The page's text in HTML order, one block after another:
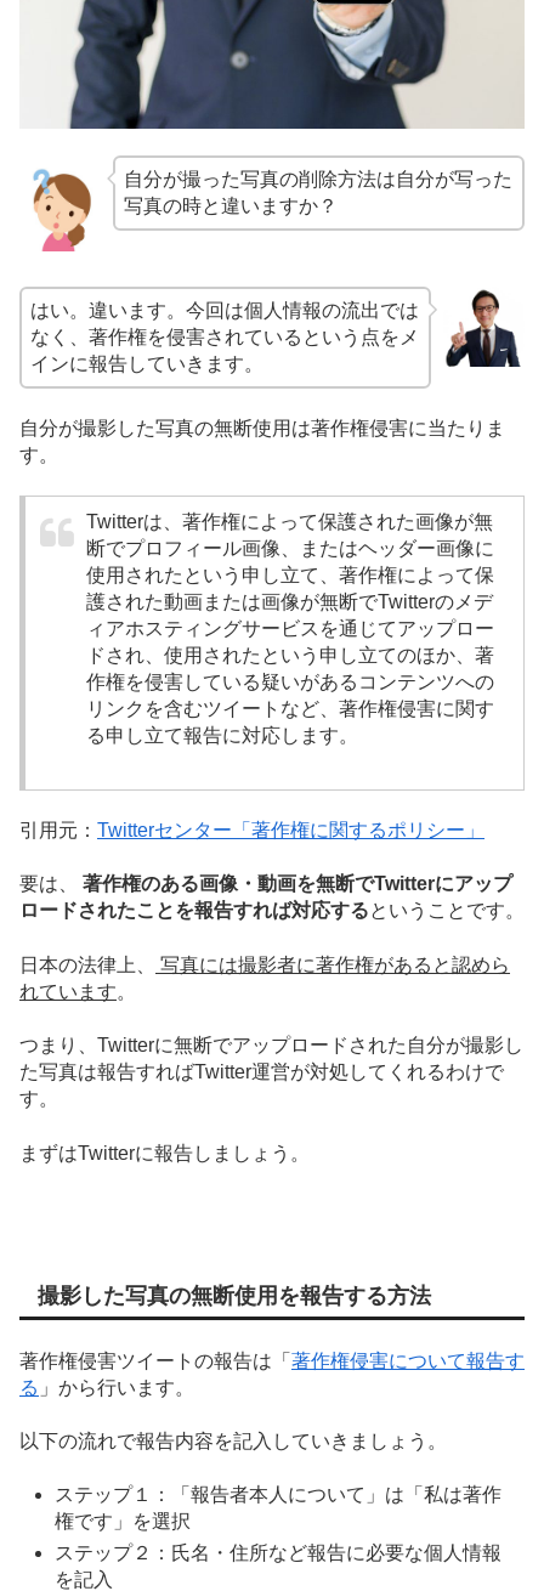
自分が撮った写真の削除方法は自分が写った
写真の時と違いますか？
はい。違います。今回は個人情報の流出では
なく、著作権を侵害されているという点をメ
インに報告していきます。
自分が撮影した写真の無断使用は著作権侵害に当たりま
す。
Twitterは、著作権によって保護された画像が無
断でプロフィール画像、またはヘッダー画像に
使用されたという申し立て、著作権によって保
護された動画または画像が無断でTwitterのメデ
ィアホスティングサービスを通じてアップロー
ドされ、使用されたという申し立てのほか、著
作権を侵害している疑いがあるコンテンツへの
リンクを含むツイートなど、著作権侵害に関す
る申し立て報告に対応します。
引用元： Twitterセンター「著作権に関するポリシー」
要は、
著作権のある画像・動画を無断でTwitterにアップ
ロードされたことを報告すれば対応するということです。
日本の法律上、
写真には撮影者に著作権があると認めら
れています。
つまり、Twitterに無断でアップロードされた自分が撮影し
た写真は報告すればTwitter運営が対処してくれるわけで
す。
まずはTwitterに報告しましょう。
撮影した写真の無断使用を報告する方法
著作権侵害ツイートの報告は「 著作権侵害について報告す
る 」から行います。
以下の流れで報告内容を記入していきましょう。
ステップ１：「報告者本人について」は「私は著作
権です」を選択
ステップ２：氏名・住所など報告に必要な個人情報
を記入